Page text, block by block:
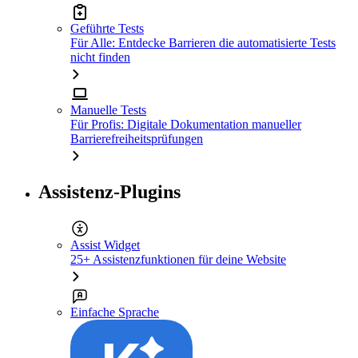
Geführte Tests
Für Alle: Entdecke Barrieren die automatisierte Tests
nicht finden
Manuelle Tests
Für Profis: Digitale Dokumentation manueller
Barrierefreiheitsprüfungen
Assistenz-Plugins
Assist Widget
25+ Assistenzfunktionen für deine Website
Einfache Sprache